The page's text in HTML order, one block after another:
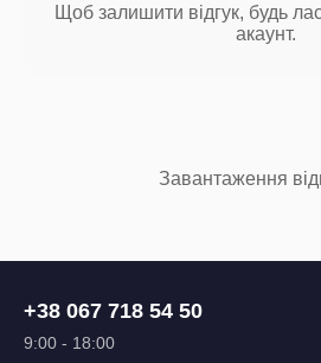
Щоб залишити відгук, будь
акаунт.
Завантаження
+38 067 718 54 50
9:00 - 18:00